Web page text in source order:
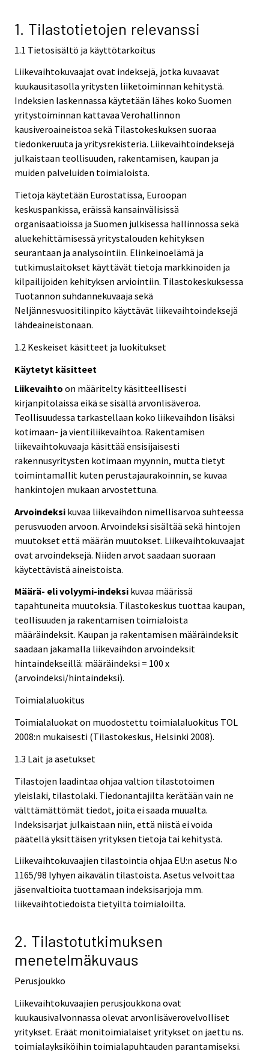
1. Tilastotietojen relevanssi
1.1 Tietosisältö ja käyttötarkoitus
Liikevaihtokuvaajat ovat indeksejä, jotka kuvaavat
kuukausitasolla yritysten liiketoiminnan kehitystä.
Indeksien laskennassa käytetään lähes koko Suomen
yritystoiminnan kattavaa Verohallinnon
kausiveroaineistoa sekä Tilastokeskuksen suoraa
tiedonkeruuta ja yritysrekisteriä. Liikevaihtoindeksejä
julkaistaan teollisuuden, rakentamisen, kaupan ja
muiden palveluiden toimialoista.
Tietoja käytetään Eurostatissa, Euroopan
keskuspankissa, eräissä kansainvälisissä
organisaatioissa ja Suomen julkisessa hallinnossa sekä
aluekehittämisessä yritystalouden kehityksen
seurantaan ja analysointiin. Elinkeinoelämä ja
tutkimuslaitokset käyttävät tietoja markkinoiden ja
kilpailijoiden kehityksen arviointiin. Tilastokeskuksessa
Tuotannon suhdannekuvaaja sekä
Neljännesvuositilinpito käyttävät liikevaihtoindeksejä
lähdeaineistonaan.
1.2 Keskeiset käsitteet ja luokitukset
Käytetyt käsitteet
Liikevaihto on määritelty käsitteellisesti
kirjanpitolaissa eikä se sisällä arvonlisäveroa.
Teollisuudessa tarkastellaan koko liikevaihdon lisäksi
kotimaan- ja vientiliikevaihtoa. Rakentamisen
liikevaihtokuvaaja käsittää ensisijaisesti
rakennusyritysten kotimaan myynnin, mutta tietyt
toimintamallit kuten perustajaurakoinnin, se kuvaa
hankintojen mukaan arvostettuna.
Arvoindeksi kuvaa liikevaihdon nimellisarvoa suhteessa
perusvuoden arvoon. Arvoindeksi sisältää sekä hintojen
muutokset että määrän muutokset. Liikevaihtokuvaajat
ovat arvoindeksejä. Niiden arvot saadaan suoraan
käytettävistä aineistoista.
Määrä- eli volyymi-indeksi kuvaa määrissä
tapahtuneita muutoksia. Tilastokeskus tuottaa kaupan,
teollisuuden ja rakentamisen toimialoista
määräindeksit. Kaupan ja rakentamisen määräindeksit
saadaan jakamalla liikevaihdon arvoindeksit
hintaindekseillä: määräindeksi = 100 x
(arvoindeksi/hintaindeksi).
Toimialaluokitus
Toimialaluokat on muodostettu toimialaluokitus TOL
2008:n mukaisesti (Tilastokeskus, Helsinki 2008).
1.3 Lait ja asetukset
Tilastojen laadintaa ohjaa valtion tilastotoimen
yleislaki, tilastolaki. Tiedonantajilta kerätään vain ne
välttämättömät tiedot, joita ei saada muualta.
Indeksisarjat julkaistaan niin, että niistä ei voida
päätellä yksittäisen yrityksen tietoja tai kehitystä.
Liikevaihtokuvaajien tilastointia ohjaa EU:n asetus N:o
1165/98 lyhyen aikavälin tilastoista. Asetus velvoittaa
jäsenvaltioita tuottamaan indeksisarjoja mm.
liikevaihtotiedoista tietyiltä toimialoilta.
2. Tilastotutkimuksen
menetelmäkuvaus
Perusjoukko
Liikevaihtokuvaajien perusjoukkona ovat
kuukausivalvonnassa olevat arvonlisäverovelvolliset
yritykset. Eräät monitoimialaiset yritykset on jaettu ns.
toimialayksiköihin toimialapuhtauden parantamiseksi.